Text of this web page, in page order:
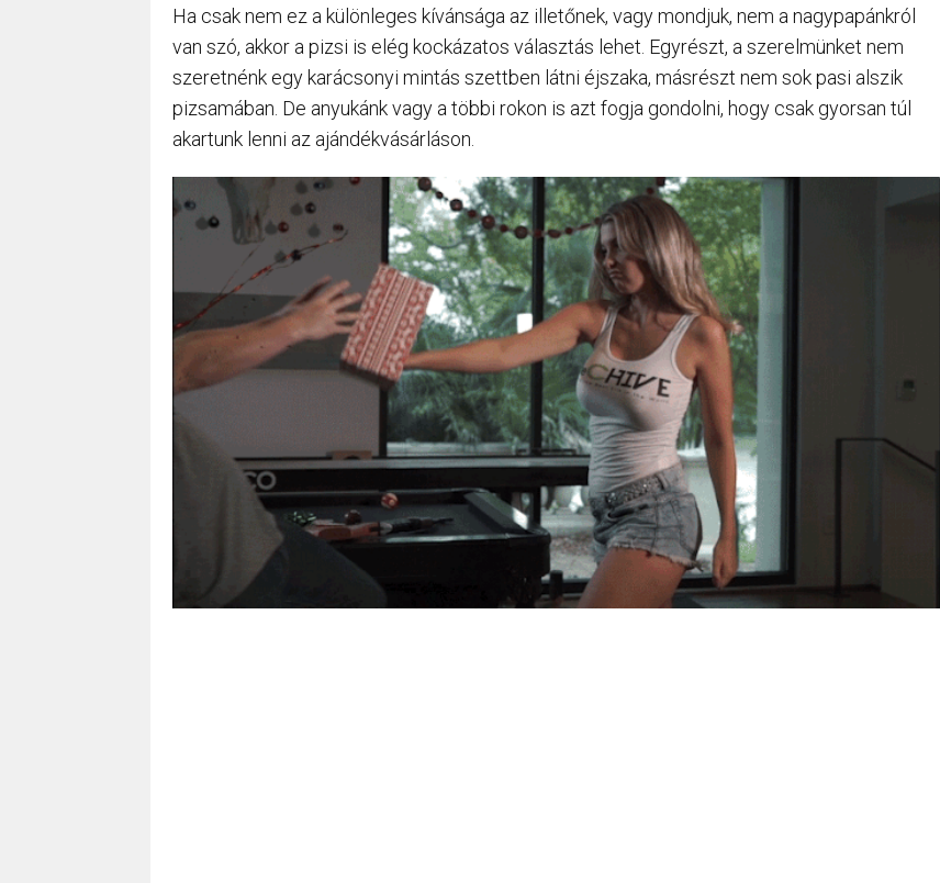
Ha csak nem ez a különleges kívánsága az illetőnek, vagy mondjuk, nem a nagypapánkról
van szó, akkor a pizsi is elég kockázatos választás lehet. Egyrészt, a szerelmünket nem
szeretnénk egy karácsonyi mintás szettben látni éjszaka, másrészt nem sok pasi alszik
pizsamában. De anyukánk vagy a többi rokon is azt fogja gondolni, hogy csak gyorsan túl
akartunk lenni az ajándékvásárláson.